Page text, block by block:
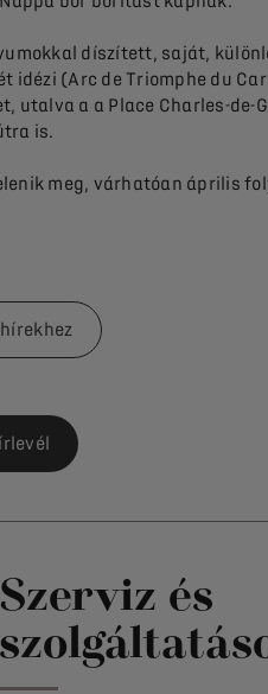
díszített, saját,
(Arc de Triomphe du
utalva a a Place Charles-de-
is.
meg, várhatóan április
Szerviz és